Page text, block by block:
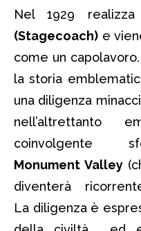
Nel 1929 realizza
(Stagecoach) e
come un
la storia
una diligenza
nell’altrettanto
coinvolgente
Monument Valley
diventerà
La diligenza è